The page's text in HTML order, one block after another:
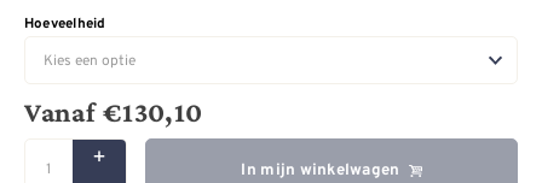
Hoeveelheid
Vanaf€130,10
In mijn winkelwagen